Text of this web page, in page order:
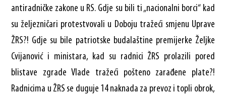
antiradničke zakone u RS. Gdje su bili ti „nacionalni borci“ kad
su željezničari protestvovali u Doboju tražeći smjenu Uprave
ŽRS?! Gdje su bile patriotske budalaštine premijerke Željke
Cvijanović i ministara, kad su radnici ŽRS prolazili pored
blistave zgrade Vlade tražeći pošteno zarađene plate?!
Radnicima u ŽRS se duguje 14 naknada za prevoz i topli obrok,